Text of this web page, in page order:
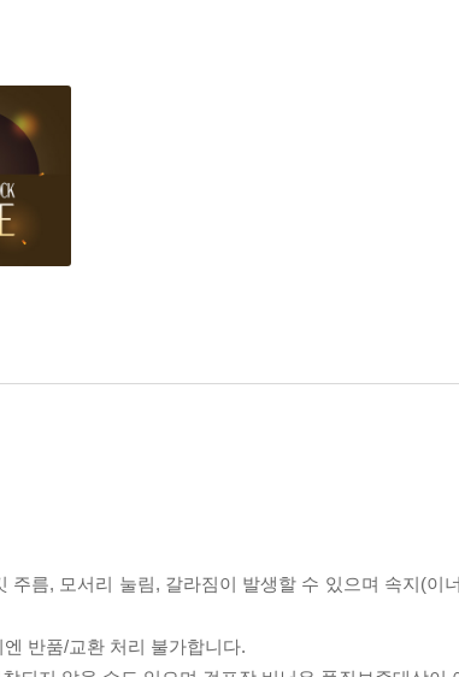
주름, 모서리 눌림, 갈라짐이 발생할 수 있으며 속지(이
반품/교환 처리 불가합니다.